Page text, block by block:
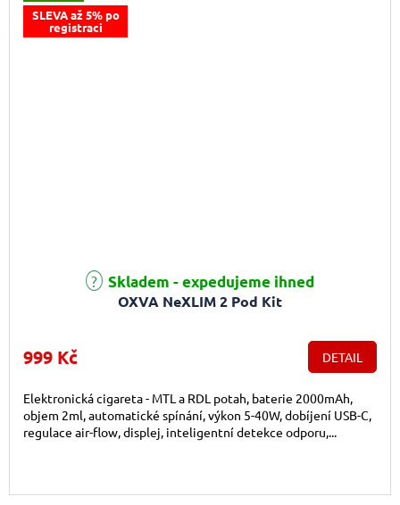
SLEVA až 5% po
registraci
OXVA NeXLIM 2 Pod Kit
Skladem - expedujeme ihned
999 Kč DETAIL
Elektronická cigareta - MTL a RDL potah, baterie 2000mAh,
objem 2ml, automatické spínání, výkon 5-40W, dobíjení USB-C,
regulace air-flow, displej, inteligentní detekce odporu,...